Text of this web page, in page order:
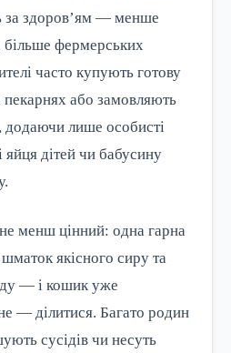
за здоров’ям — менше
більше фермерських
часто купують готову
пекарнях або замовляють
додаючи лише особисті
дітей чи бабусину
менш цінний: одна гарна
якісного сиру та
— і кошик уже
— ділитися. Багато родин
сусідів чи несуть